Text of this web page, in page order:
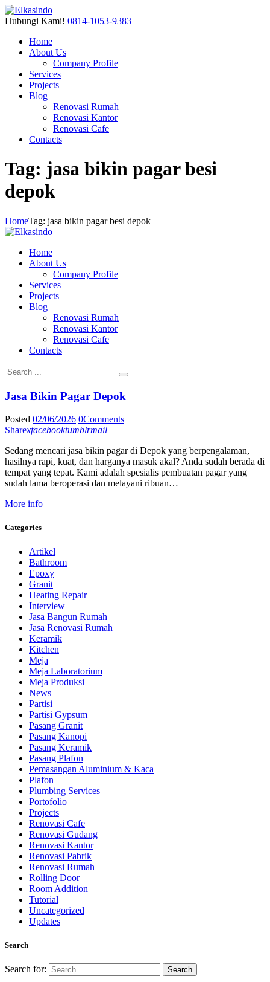
Hubungi Kami! 0814-1053-9383
Home
About Us
Company Profile
Services
Projects
Blog
Renovasi Rumah
Renovasi Kantor
Renovasi Cafe
Contacts
Tag: jasa bikin pagar besi
depok
HomeTag: jasa bikin pagar besi depok
Home
About Us
Company Profile
Services
Projects
Blog
Renovasi Rumah
Renovasi Kantor
Renovasi Cafe
Contacts
Jasa Bikin Pagar Depok
Posted 02/06/2026 0Comments
Sharexfacebooktumblrmail
Sedang mencari jasa bikin pagar di Depok yang berpengalaman,
hasilnya rapi, kuat, dan harganya masuk akal? Anda sudah berada di
tempat yang tepat. Kami adalah spesialis pembuatan pagar yang
sudah lama beroperasi dan melayani ribuan…
More info
Categories
Artikel
Bathroom
Epoxy
Granit
Heating Repair
Interview
Jasa Bangun Rumah
Jasa Renovasi Rumah
Keramik
Kitchen
Meja
Meja Laboratorium
Meja Produksi
News
Partisi
Partisi Gypsum
Pasang Granit
Pasang Kanopi
Pasang Keramik
Pasang Plafon
Pemasangan Aluminium & Kaca
Plafon
Plumbing Services
Portofolio
Projects
Renovasi Cafe
Renovasi Gudang
Renovasi Kantor
Renovasi Pabrik
Renovasi Rumah
Rolling Door
Room Addition
Tutorial
Uncategorized
Updates
Search
Search for: